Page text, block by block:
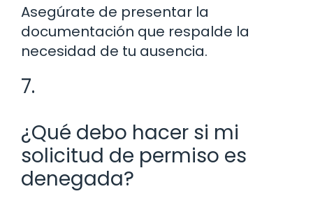
Asegúrate de presentar la
documentación que respalde la
necesidad de tu ausencia.
7.
¿Qué debo hacer si mi
solicitud de permiso es
denegada?